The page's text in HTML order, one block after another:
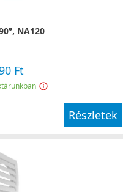
NA120
Ft
Részletek